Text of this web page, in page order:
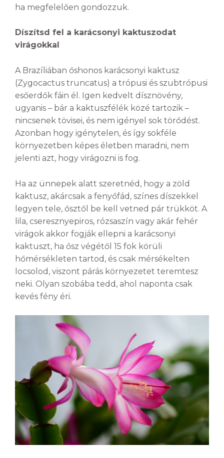
ha megfelelően gondozzuk.
Díszítsd fel a karácsonyi kaktuszodat
virágokkal
A Brazíliában őshonos karácsonyi kaktusz
(Zygocactus truncatus) a trópusi és szubtrópusi
esőerdők fáin él. Igen kedvelt dísznövény,
ugyanis – bár a kaktuszfélék közé tartozik –
nincsenek tövisei, és nem igényel sok törődést.
Azonban hogy igénytelen, és így sokféle
környezetben képes életben maradni, nem
jelenti azt, hogy virágozni is fog.
Ha az ünnepek alatt szeretnéd, hogy a zöld
kaktusz, akárcsak a fenyőfád, színes díszekkel
legyen tele, ősztől be kell vetned pár trükköt. A
lila, cseresznyepiros, rózsaszín vagy akár fehér
virágok akkor fogják ellepni a karácsonyi
kaktuszt, ha ősz végétől 15 fok körüli
hőmérsékleten tartod, és csak mérsékelten
locsolod, viszont párás környezetet teremtesz
neki. Olyan szobába tedd, ahol naponta csak
kevés fény éri.